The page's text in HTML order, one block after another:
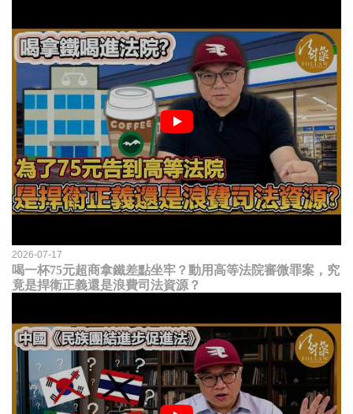
2026-07-17
喝一杯75元超商拿鐵差點坐牢？動用高等法院審微罪案，究
竟是捍衛正義還是浪費司法資源？